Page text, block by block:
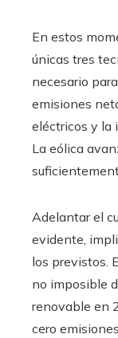
En estos
únicas tres
necesario
emisiones
eléctricos y la
La eólica
Adelantar el
evidente,
los previstos.
no imposible
renovable en
cero